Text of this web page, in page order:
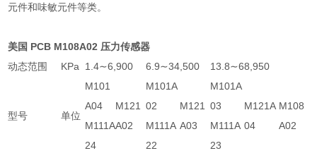
元件和味敏元件等类。
美国 PCB M108A02 压力传感器
动态范围
KPa 1.4∼6,900 6.9∼34,500 13.8∼68,950
型号 单位
M101
A04
M121
A02
M101A
02
M121
A03
M101A
03
M121A
04
M108
A02
M111A
24
M111A
22
M111A
23